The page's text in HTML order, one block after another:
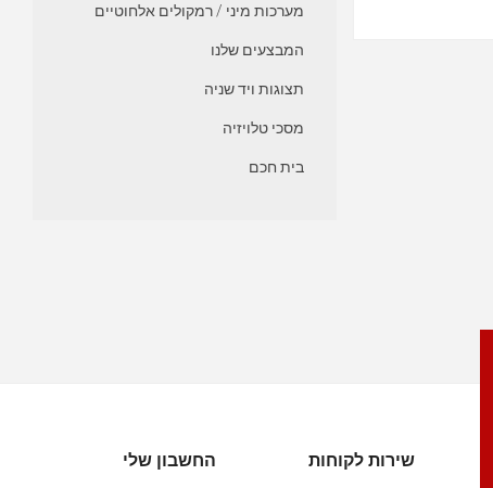
מערכות מיני / רמקולים אלחוטיים
המבצעים שלנו
תצוגות ויד שניה
מסכי טלויזיה
בית חכם
שירות לקוחות החשבון שלי